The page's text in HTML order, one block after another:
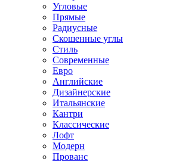
Угловые
Прямые
Радиусные
Скошенные углы
Стиль
Современные
Евро
Английские
Дизайнерские
Итальянские
Кантри
Классические
Лофт
Модерн
Прованс